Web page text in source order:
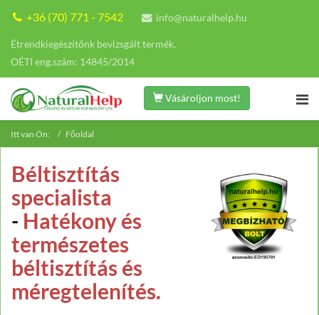
+36 (70) 771 - 7542 info@naturalhelp.hu
Étrendkiegészítőnk bevizsgált termék.
OÉTI eng.szám: 14845/2014
Vásároljon most!
Itt van Ön: Főoldal
Béltisztítás
specialista
- Hatékony és
természetes
béltisztítás és
méregtelenítés.